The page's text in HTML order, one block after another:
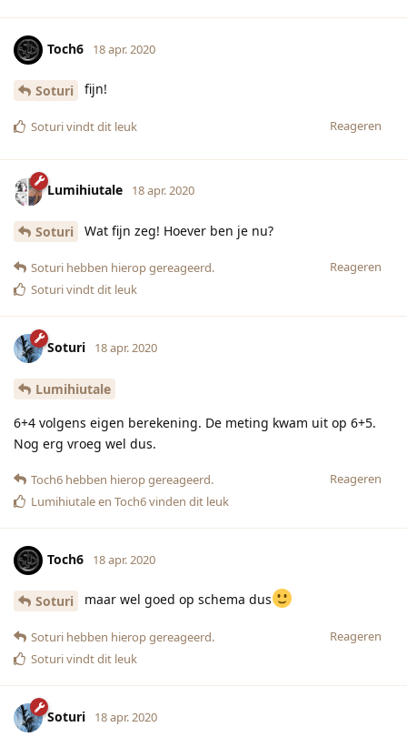
Toch6 18 apr. 2020
Soturi fijn!
Reageren
Soturivindt dit leuk
Lumihiutale 18 apr. 2020
Soturi Wat fijn zeg! Hoever ben je nu?
Reageren
Soturi hebben hierop gereageerd.
Soturivindt dit leuk
Soturi 18 apr. 2020
Lumihiutale
6+4 volgens eigen berekening. De meting kwam uit op 6+5.
Nog erg vroeg wel dus.
Reageren
Toch6 hebben hierop gereageerd.
Lumihiutaleen Toch6vinden dit leuk
Toch6 18 apr. 2020
Soturi maar wel goed op schema dus
Reageren
Soturi hebben hierop gereageerd.
Soturivindt dit leuk
Soturi 18 apr. 2020